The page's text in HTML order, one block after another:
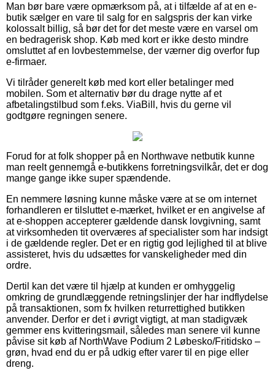
Man bør bare være opmærksom på, at i tilfælde af at en e-
butik sælger en vare til salg for en salgspris der kan virke
kolossalt billig, så bør det for det meste være en varsel om
en bedragerisk shop. Køb med kort er ikke desto mindre
omsluttet af en lovbestemmelse, der værner dig overfor fup
e-firmaer.
Vi tilråder generelt køb med kort eller betalinger med
mobilen. Som et alternativ bør du drage nytte af et
afbetalingstilbud som f.eks. ViaBill, hvis du gerne vil
godtgøre regningen senere.
Forud for at folk shopper på en Northwave netbutik kunne
man reelt gennemgå e-butikkens forretningsvilkår, det er dog
mange gange ikke super spændende.
En nemmere løsning kunne måske være at se om internet
forhandleren er tilsluttet e-mærket, hvilket er en angivelse af
at e-shoppen accepterer gældende dansk lovgivning, samt
at virksomheden tit overværes af specialister som har indsigt
i de gældende regler. Det er en rigtig god lejlighed til at blive
assisteret, hvis du udsættes for vanskeligheder med din
ordre.
Dertil kan det være til hjælp at kunden er omhyggelig
omkring de grundlæggende retningslinjer der har indflydelse
på transaktionen, som fx hvilken returrettighed butikken
anvender. Derfor er det i øvrigt vigtigt, at man stadigvæk
gemmer ens kvitteringsmail, således man senere vil kunne
påvise sit køb af NorthWave Podium 2 Løbesko/Fritidsko –
grøn, hvad end du er på udkig efter varer til en pige eller
dreng.